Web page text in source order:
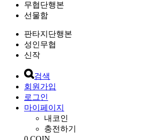
무협단행본
선물함
판타지단행본
성인무협
신작
검색
회원가입
로그인
마이페이지
내코인
충전하기